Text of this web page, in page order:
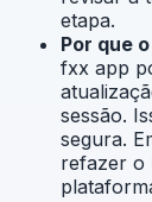
etapa.
Por que
fxx app
sessão.
segura.
refazer o